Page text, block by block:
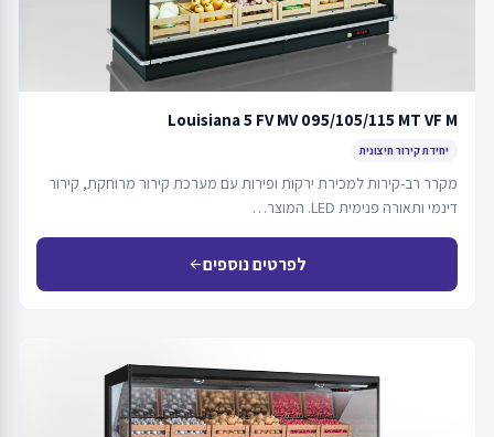
Louisiana 5 FV MV 095/105/115 MT VF M
יחידת קירור חיצונית
מקרר רב-קירות למכירת ירקות ופירות עם מערכת קירור מרוחקת, קירור
דינמי ותאורה פנימית LED. המוצר…
לפרטים נוספיםarrow_back